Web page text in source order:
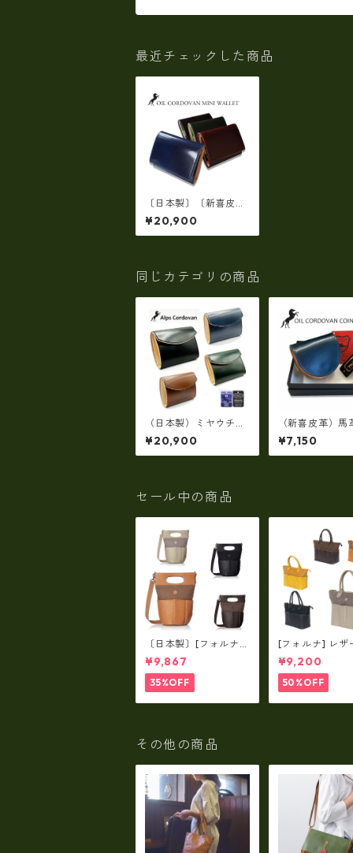
最近チェックした商品
〔日本製〕〔新喜皮
革〕 オイルコードバ
ン 三つ折りウォレッ
ト財布 sk-417
¥20,900
同じカテゴリの商品
（日本製）ミヤウチコ
ードバン・フラップミ
ニウォレット 馬革
TC-002HG
¥20,900
（新喜皮革）
イルコードバン
れ 日本製
¥7,150
セール中の商品
〔日本製〕[フォルナ]
レザー×パラフィン筒
型2way シュリンクレ
ザー×79Aパラフィ
ン fo-259630
¥9,867
35%OFF
[フォルナ] レザ
ラフィン筒型
ュリンクレザー
パラフィン ト
o-259632
¥9,200
50%OFF
その他の商品